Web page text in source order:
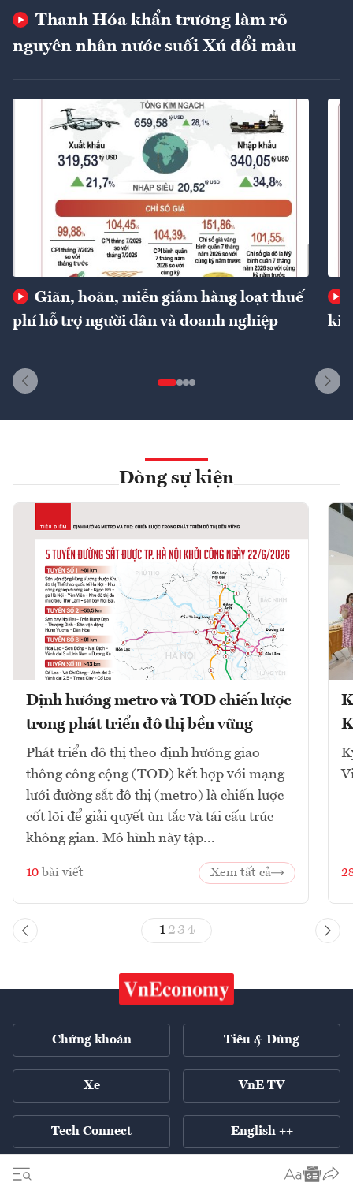
Thanh Hóa khẩn trương làm rõ
nguyên nhân nước suối Xú đổi màu
Giãn, hoãn, miễn giảm hàng loạt thuế
phí hỗ trợ người dân và doanh nghiệp
Dòng sự kiện
Định hướng metro và TOD chiến lược
trong phát triển đô thị bền vững
Phát triển đô thị theo định hướng giao
thông công cộng (TOD) kết hợp với mạng
lưới đường sắt đô thị (metro) là chiến lược
cốt lõi để giải quyết ùn tắc và tái cấu trúc
không gian. Mô hình này tập...
10 bài viết Xem tất cả
1 23 4
Chứng khoán Tiêu & Dùng
Xe VnE TV
Tech Connect English ++